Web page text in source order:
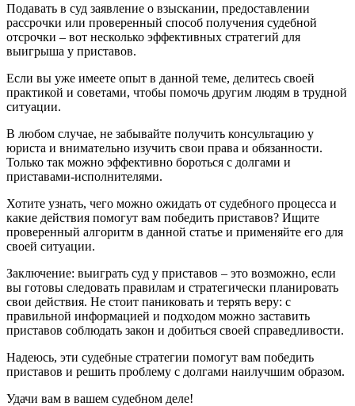
Подавать в суд заявление о взыскании, предоставлении
рассрочки или проверенный способ получения судебной
отсрочки – вот несколько эффективных стратегий для
выигрыша у приставов.
Если вы уже имеете опыт в данной теме, делитесь своей
практикой и советами, чтобы помочь другим людям в трудной
ситуации.
В любом случае, не забывайте получить консультацию у
юриста и внимательно изучить свои права и обязанности.
Только так можно эффективно бороться с долгами и
приставами-исполнителями.
Хотите узнать, чего можно ожидать от судебного процесса и
какие действия помогут вам победить приставов? Ищите
проверенный алгоритм в данной статье и применяйте его для
своей ситуации.
Заключение: выиграть суд у приставов – это возможно, если
вы готовы следовать правилам и стратегически планировать
свои действия. Не стоит паниковать и терять веру: с
правильной информацией и подходом можно заставить
приставов соблюдать закон и добиться своей справедливости.
Надеюсь, эти судебные стратегии помогут вам победить
приставов и решить проблему с долгами наилучшим образом.
Удачи вам в вашем судебном деле!